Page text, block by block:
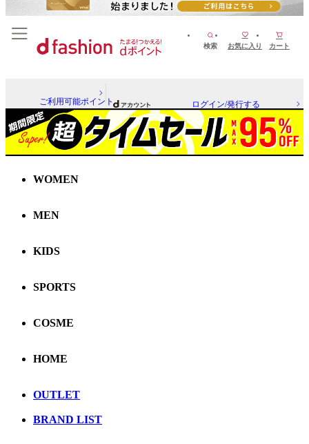
検索 お気に入り カート
ご利用可能ポイント ログイン/発行する
WOMEN
MEN
KIDS
SPORTS
COSME
HOME
OUTLET
BRAND LIST